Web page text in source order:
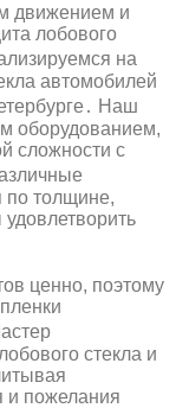
движением и
лобового
на
автомобилей
Наш
оборудованием,
сложности с
по толщине,
ценно, поэтому
стекла и
и пожелания